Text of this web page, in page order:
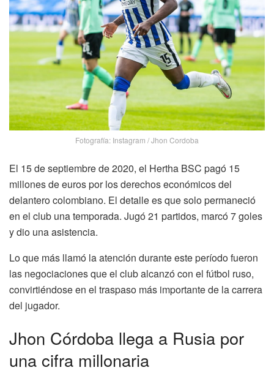
Fotografía: Instagram / Jhon Cordoba
El 15 de septiembre de 2020, el Hertha BSC pagó 15
millones de euros por los derechos económicos del
delantero colombiano. El detalle es que solo permaneció
en el club una temporada. Jugó 21 partidos, marcó 7 goles
y dio una asistencia.
Lo que más llamó la atención durante este período fueron
las negociaciones que el club alcanzó con el fútbol ruso,
convirtiéndose en el traspaso más importante de la carrera
del jugador.
Jhon Córdoba llega a Rusia por
una cifra millonaria